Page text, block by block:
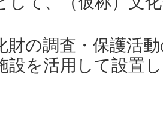
財の調査・保護活
設を活用して設置